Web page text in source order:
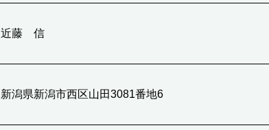
近藤 信
新潟県新潟市西区山田3081番地6